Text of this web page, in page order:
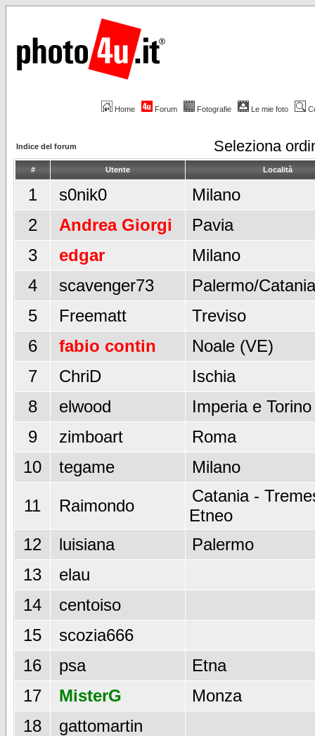
Home Forum Fotografie Le mie foto
Indice del forum Seleziona
# Utente Località
1 s0nik0
Milano
2
Andrea Giorgi
Pavia
3
edgar
Milano
4
scavenger73
Palermo/Catania
5
Freematt
Treviso
6
fabio contin
Noale (VE)
7
ChriD
Ischia
8
elwood
Imperia e Torino
9
zimboart
Roma
10
tegame Milano
11 Raimondo
Catania -
Etneo
12
luisiana
Palermo
13
elau
14
centoiso
15
scozia666
16
psa
Etna
17
MisterG
Monza
18
gattomartin